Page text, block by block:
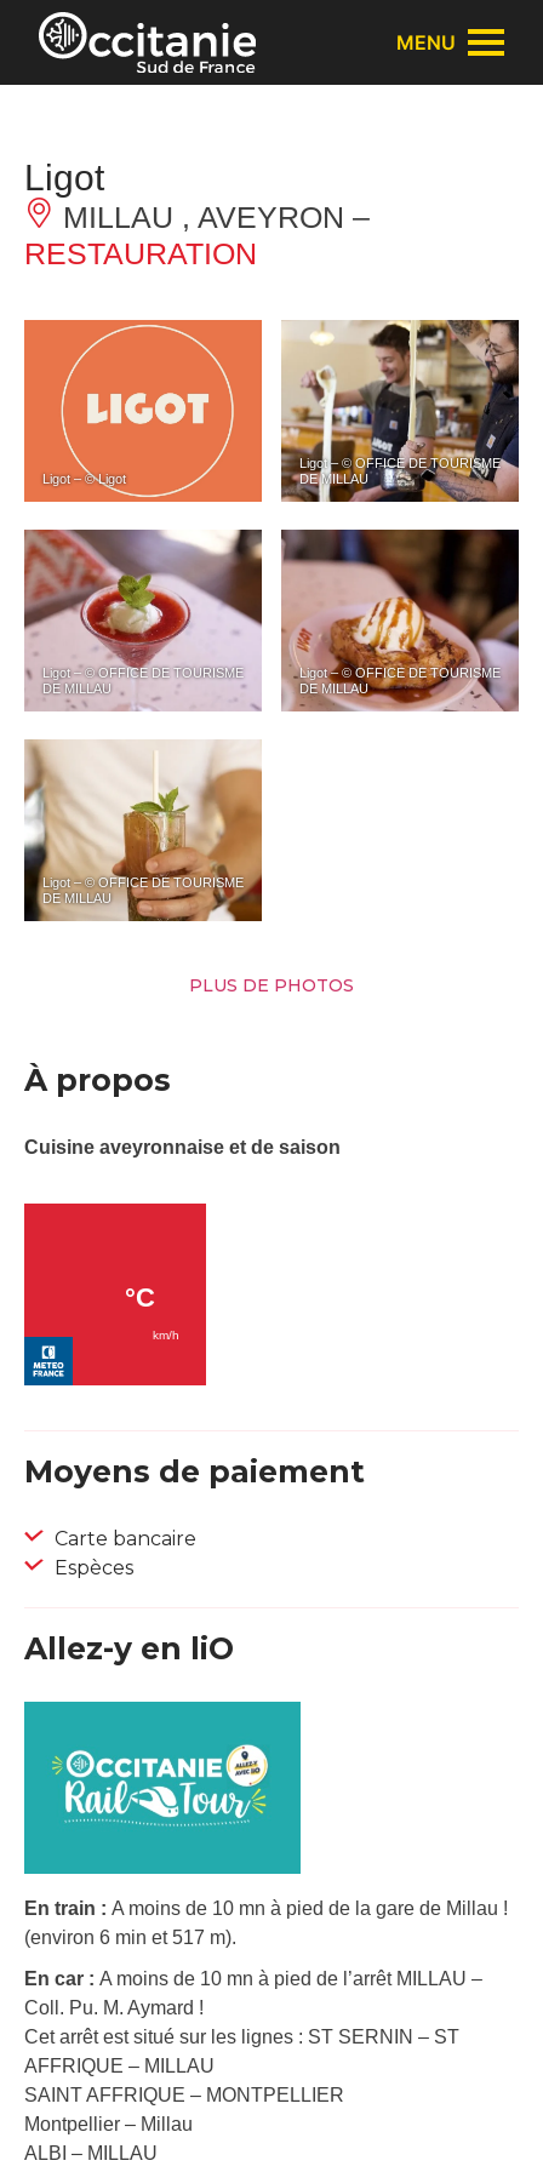
Panneau de gestion des cookies
MENU
Ligot
MILLAU , AVEYRON –
RESTAURATION
Ligot – © Ligot
Ligot – © OFFICE DE TOURISME
DE MILLAU
Ligot – © OFFICE DE TOURISME
DE MILLAU
Ligot – © OFFICE DE TOURISME
DE MILLAU
Ligot – © OFFICE DE TOURISME
DE MILLAU
PLUS DE PHOTOS
À propos
Cuisine aveyronnaise et de saison
Moyens de paiement
Carte bancaire
Espèces
Allez-y en liO
En train : A moins de 10 mn à pied de la gare de Millau !
(environ 6 min et 517 m).
En car : A moins de 10 mn à pied de l’arrêt MILLAU –
Coll. Pu. M. Aymard !
Cet arrêt est situé sur les lignes : ST SERNIN – ST
AFFRIQUE – MILLAU
SAINT AFFRIQUE – MONTPELLIER
Montpellier – Millau
ALBI – MILLAU